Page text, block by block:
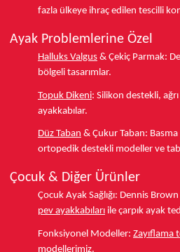
fazla ülkeye ihraç edilen tescilli
Ayak Problemlerine Özel
Halluks Valgus & Çekiç Parmak:
bölgeli tasarımlar.
Topuk Dikeni: Silikon destekli,
ayakkabılar.
Düz Taban & Çukur Taban:
ortopedik destekli modeller ve
Çocuk & Diğer Ürünler
Çocuk Ayak Sağlığı: Dennis
pev ayakkabıları ile çarpık ayak
Fonksiyonel Modeller: Zayıflama
modellerimiz.